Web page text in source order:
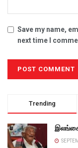
Save my name,
next time I
Trending